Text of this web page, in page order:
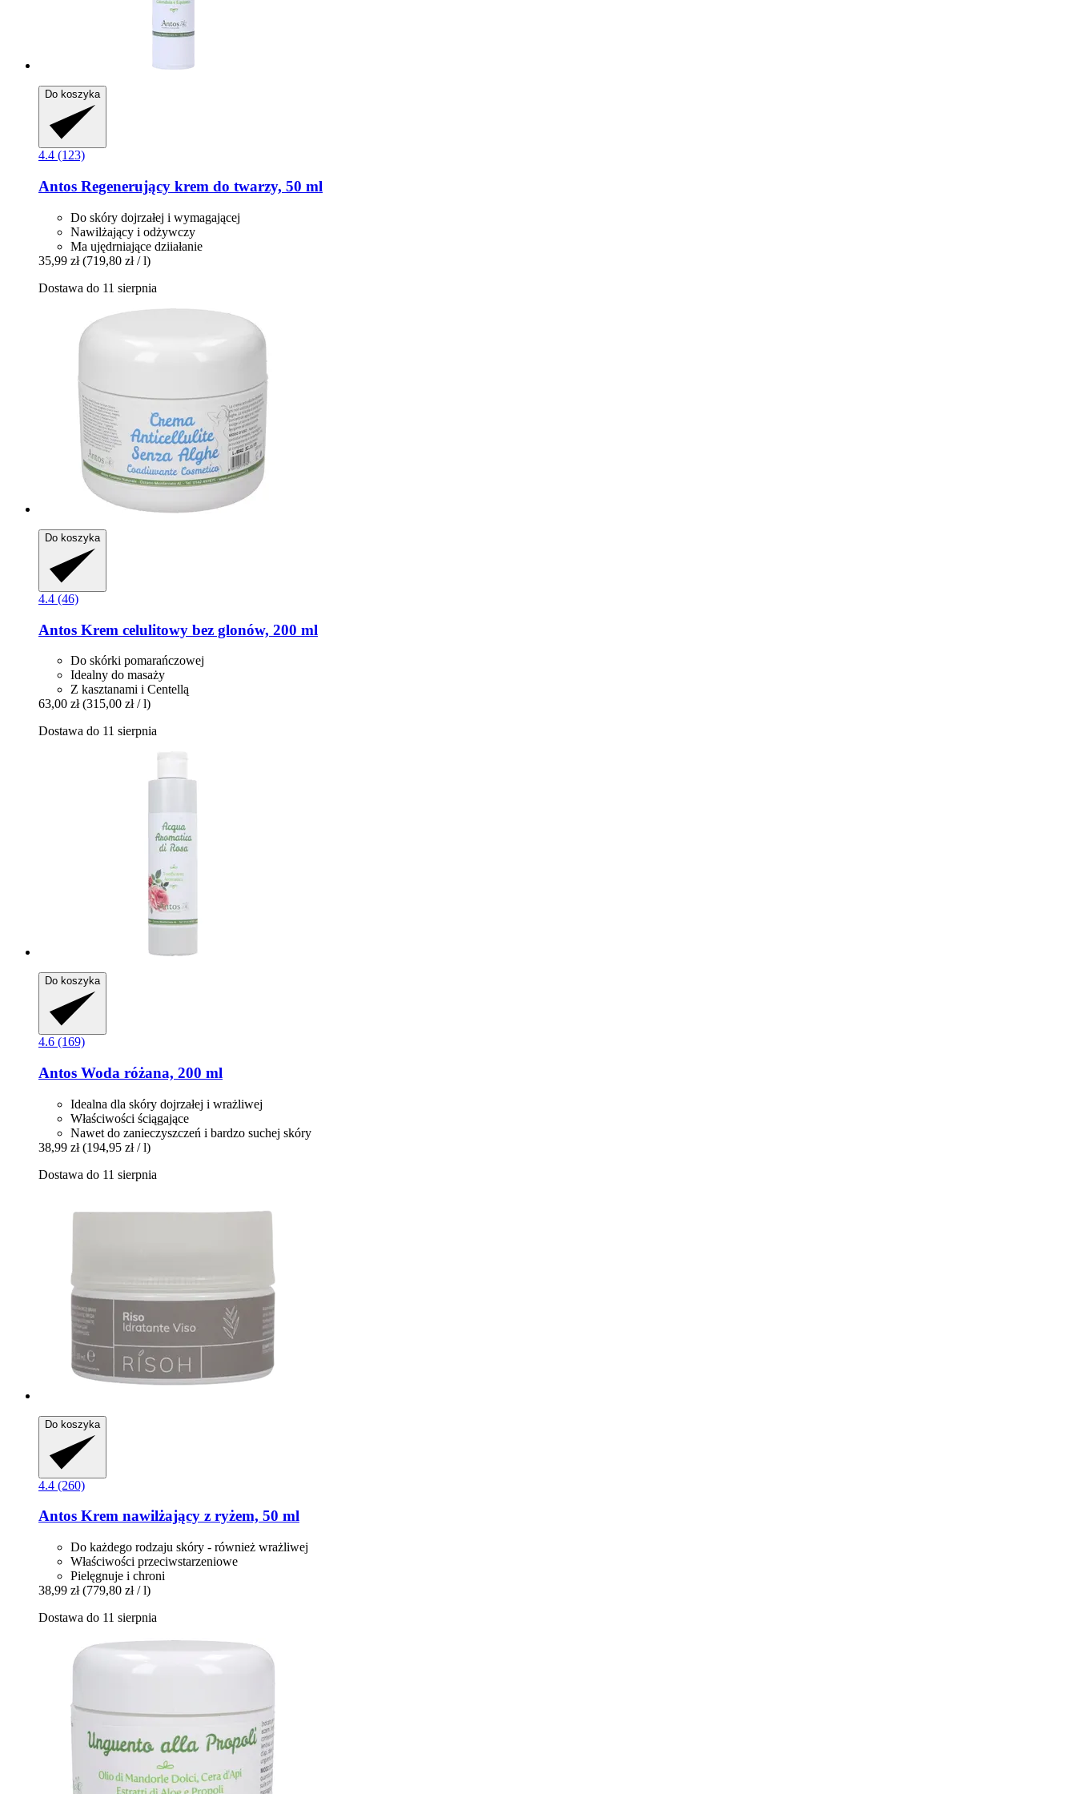
Do koszyka
4.4 (123)
Antos Regenerujący krem do twarzy, 50 ml
Do skóry dojrzałej i wymagającej
Nawilżający i odżywczy
Ma ujędrniające dziiałanie
35,99 zł (719,80 zł / l)
Dostawa do 11 sierpnia
Do koszyka
4.4 (46)
Antos Krem celulitowy bez glonów, 200 ml
Do skórki pomarańczowej
Idealny do masaży
Z kasztanami i Centellą
63,00 zł (315,00 zł / l)
Dostawa do 11 sierpnia
Do koszyka
4.6 (169)
Antos Woda różana, 200 ml
Idealna dla skóry dojrzałej i wrażliwej
Właściwości ściągające
Nawet do zanieczyszczeń i bardzo suchej skóry
38,99 zł (194,95 zł / l)
Dostawa do 11 sierpnia
Do koszyka
4.4 (260)
Antos Krem nawilżający z ryżem, 50 ml
Do każdego rodzaju skóry - również wrażliwej
Właściwości przeciwstarzeniowe
Pielęgnuje i chroni
38,99 zł (779,80 zł / l)
Dostawa do 11 sierpnia